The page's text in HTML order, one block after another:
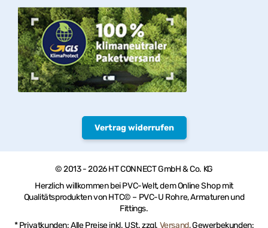
Vertrag widerrufen
© 2013 - 2026 HT CONNECT GmbH & Co. KG
Herzlich willkommen bei PVC-Welt, dem Online Shop mit
Qualitätsprodukten von HTC© – PVC-U Rohre, Armaturen und
Fittings.
* Privatkunden: Alle Preise inkl. USt. zzgl. Versand, Gewerbekunden: